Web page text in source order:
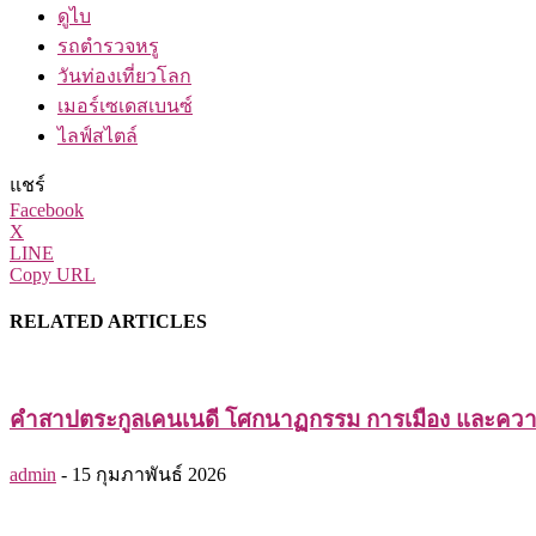
ดูไบ
รถตำรวจหรู
วันท่องเที่ยวโลก
เมอร์เซเดสเบนซ์
ไลฟ์สไตล์
แชร์
Facebook
X
LINE
Copy URL
RELATED ARTICLES
คำสาปตระกูลเคนเนดี โศกนาฏกรรม การเมือง และค
admin - 15 กุมภาพันธ์ 2026